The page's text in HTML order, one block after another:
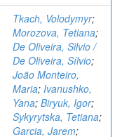
Tkach, Volodymyr;
Morozova, Tetiana;
De Oliveira, Silvio /
De Oliveira, Sílvio;
João Monteiro,
Maria; Ivanushko,
Yana; Biryuk, Igor;
Sykyrytska, Tetiana;
Garcia, Jarem;